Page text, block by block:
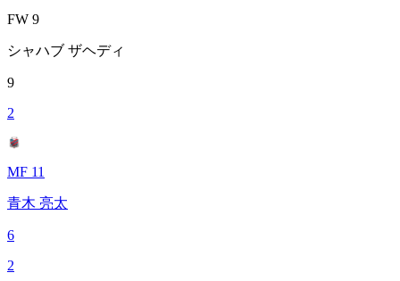
FW 9
シャハブ ザヘディ
9
2
MF 11
青木 亮太
6
2